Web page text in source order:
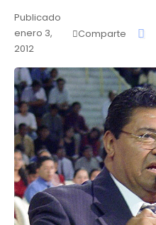
Publicado
enero 3,
2012
Comparte